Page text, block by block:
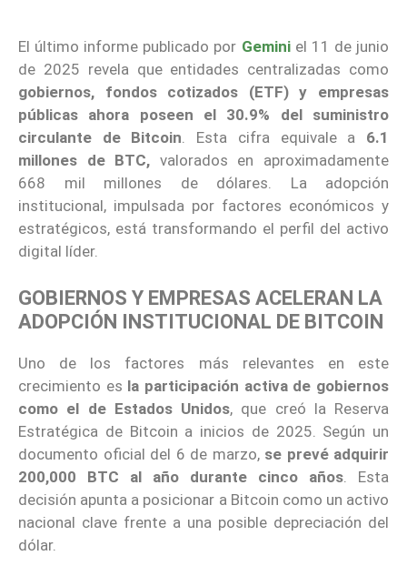
El último informe publicado por Gemini el 11 de junio
de 2025 revela que entidades centralizadas como
gobiernos, fondos cotizados (ETF) y empresas
públicas ahora poseen el 30.9% del suministro
circulante de Bitcoin. Esta cifra equivale a 6.1
millones de BTC, valorados en aproximadamente
668 mil millones de dólares. La adopción
institucional, impulsada por factores económicos y
estratégicos, está transformando el perfil del activo
digital líder.
GOBIERNOS Y EMPRESAS ACELERAN LA
ADOPCIÓN INSTITUCIONAL DE BITCOIN
Uno de los factores más relevantes en este
crecimiento es la participación activa de gobiernos
como el de Estados Unidos, que creó la Reserva
Estratégica de Bitcoin a inicios de 2025. Según un
documento oficial del 6 de marzo, se prevé adquirir
200,000 BTC al año durante cinco años . Esta
decisión apunta a posicionar a Bitcoin como un activo
nacional clave frente a una posible depreciación del
dólar.